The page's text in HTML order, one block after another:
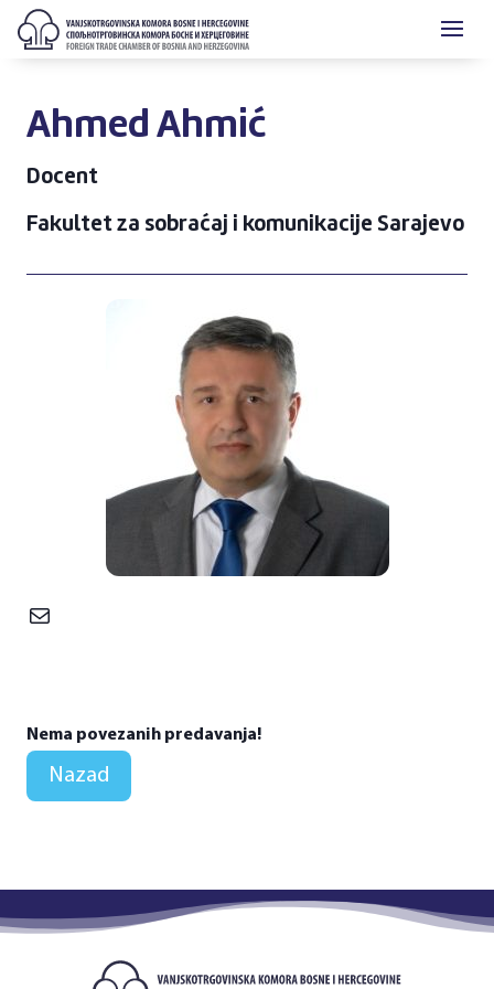
Ahmed Ahmić
Docent
Fakultet za sobraćaj i komunikacije Sarajevo
Mail
Nema povezanih predavanja!
Nazad